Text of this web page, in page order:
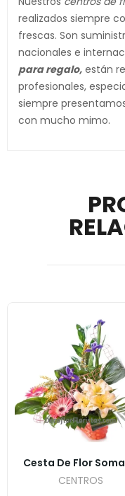
realizados siempre
frescas. Son
nacionales e
para regalo, están
profesionales,
siempre
con mucho mimo.
Cesta De Flor
CENTROS